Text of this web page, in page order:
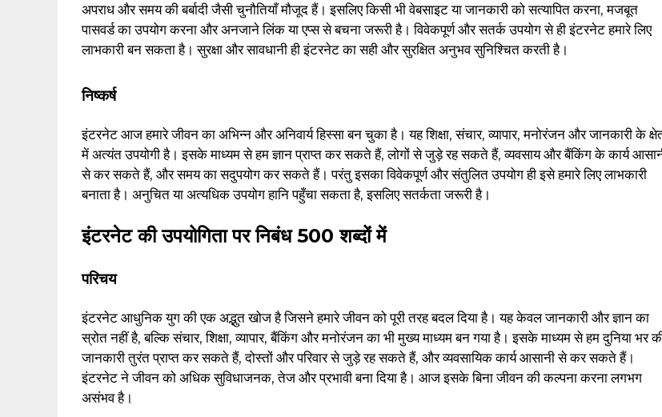
अपराध और समय की बर्बादी जैसी चुनौतियाँ मौजूद हैं। इसलिए किसी भी वेबसाइट या जानकारी को सत्यापित करना, मजबूत
पासवर्ड का उपयोग करना और अनजाने लिंक या एप्स से बचना जरूरी है। विवेकपूर्ण और सतर्क उपयोग से ही इंटरनेट हमारे लिए
लाभकारी बन सकता है। सुरक्षा और सावधानी ही इंटरनेट का सही और सुरक्षित अनुभव सुनिश्चित करती है।
निष्कर्ष
इंटरनेट आज हमारे जीवन का अभिन्न और अनिवार्य हिस्सा बन चुका है। यह शिक्षा, संचार, व्यापार, मनोरंजन और जानकारी के
में अत्यंत उपयोगी है। इसके माध्यम से हम ज्ञान प्राप्त कर सकते हैं, लोगों से जुड़े रह सकते हैं, व्यवसाय और बैंकिंग के कार्य
से कर सकते हैं, और समय का सदुपयोग कर सकते हैं। परंतु इसका विवेकपूर्ण और संतुलित उपयोग ही इसे हमारे लिए लाभकारी
बनाता है। अनुचित या अत्यधिक उपयोग हानि पहुँचा सकता है, इसलिए सतर्कता जरूरी है।
इंटरनेट की उपयोगिता पर निबंध 500 शब्दों में
परिचय
इंटरनेट आधुनिक युग की एक अद्भुत खोज है जिसने हमारे जीवन को पूरी तरह बदल दिया है। यह केवल जानकारी और ज्ञान का
स्रोत नहीं है, बल्कि संचार, शिक्षा, व्यापार, बैंकिंग और मनोरंजन का भी मुख्य माध्यम बन गया है। इसके माध्यम से हम दुनिया भर
जानकारी तुरंत प्राप्त कर सकते हैं, दोस्तों और परिवार से जुड़े रह सकते हैं, और व्यवसायिक कार्य आसानी से कर सकते हैं।
इंटरनेट ने जीवन को अधिक सुविधाजनक, तेज और प्रभावी बना दिया है। आज इसके बिना जीवन की कल्पना करना लगभग
असंभव है।